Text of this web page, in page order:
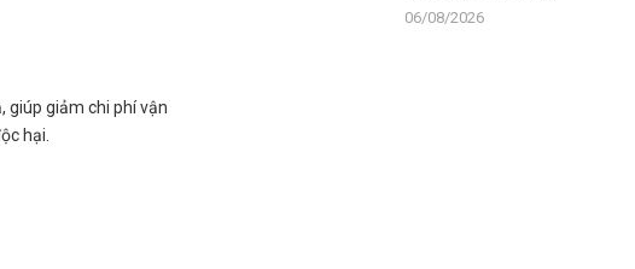
giúp giảm chi phí vận
hại.
06/08/2026